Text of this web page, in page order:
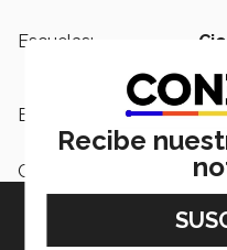
Escuelas:
Etiquetas:
Categoría:
Recibe